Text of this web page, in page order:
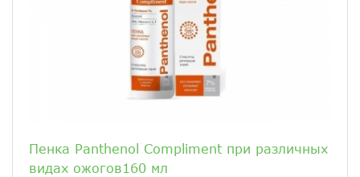
Пенка Panthenol Compliment при различных
видах ожогов160 мл